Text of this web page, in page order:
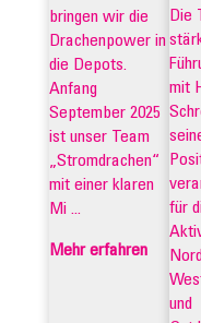
bringen wir die
Drachenpower in
die Depots.
Anfang
September 2025
ist unser Team
„Stromdrachen“
mit einer klaren
Mi ...
Mehr erfahren
Die
mit
für
und